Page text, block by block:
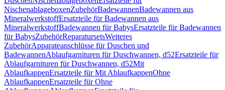
NischenablageboxenZubehörBadewannenBadewannen aus
MineralwerkstoffErsatzteile für Badewannen aus
MineralwerkstoffBadewannen für BabysErsatzteile für Badewannen
für BabysZubehörReparatursetsWeiteres
ZubehörApparateanschlüsse für Duschen und
BadewannenAblaufgarnituren für Duschwannen, d52Ersatzteile für
Ablaufgarnituren für Duschwannen, d52Mit
AblaufkappenErsatzteile für Mit AblaufkappenOhne
AblaufkappenErsatzteile für Ohne